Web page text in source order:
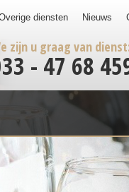
diensten Nieuws
zijn u graag van
- 47 68